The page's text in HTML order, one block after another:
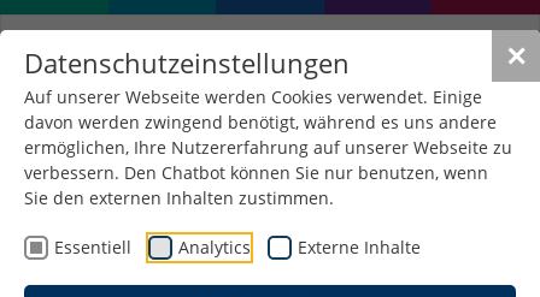
✕
Datenschutzeinstellungen
Auf unserer Webseite werden Cookies verwendet. Einige
davon werden zwingend benötigt, während es uns andere
ermöglichen, Ihre Nutzererfahrung auf unserer Webseite zu
verbessern. Den Chatbot können Sie nur benutzen, wenn
Sie den externen Inhalten zustimmen.
Essentiell Analytics Externe Inhalte
Kontakt zu Hochschule
Schmalkalden